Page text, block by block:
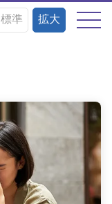
標準 拡大
目を鍛える
トレーニング術